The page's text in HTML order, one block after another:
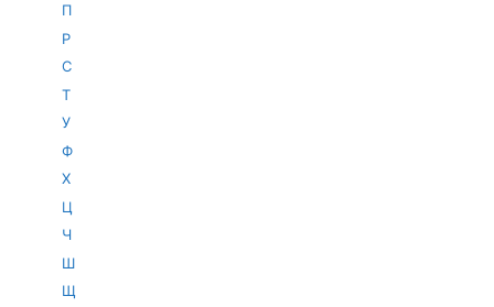
П
Р
С
Т
У
Ф
Х
Ц
Ч
Ш
Щ